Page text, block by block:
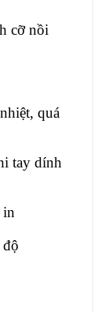
cỡ nồi
quá
tay dính